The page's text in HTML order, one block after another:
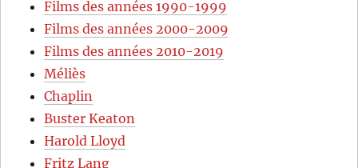
Films des années 1990-1999
Films des années 2000-2009
Films des années 2010-2019
Méliès
Chaplin
Buster Keaton
Harold Lloyd
Fritz Lang